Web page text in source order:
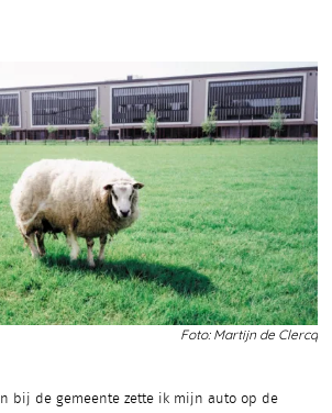
Foto: Martijn de Clercq
bij de gemeente zette ik mijn auto op de